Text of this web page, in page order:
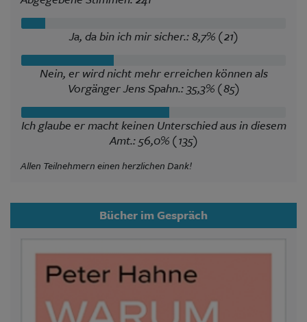
Ja, da bin ich mir sicher.: 8,7% (21)
Nein, er wird nicht mehr erreichen können als
Vorgänger Jens Spahn.: 35,3% (85)
Ich glaube er macht keinen Unterschied aus in diesem
Amt.: 56,0% (135)
Allen Teilnehmern einen herzlichen Dank!
Bücher im Gespräch